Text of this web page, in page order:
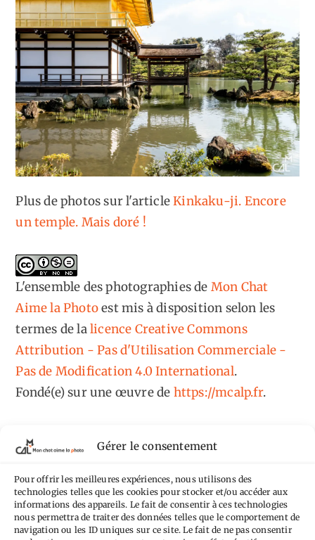
Gérer le consentement
Pour offrir les meilleures expériences, nous utilisons des
technologies telles que les cookies pour stocker et/ou accéder aux
informations des appareils. Le fait de consentir à ces technologies
nous permettra de traiter des données telles que le comportement de
navigation ou les ID uniques sur ce site. Le fait de ne pas consentir
Plus de photos sur l'articleKinkaku-ji. Encore
un temple. Mais doré !
L'ensemble des photographiesde Mon Chat
Aime la Photoest mis à disposition selon les
termes de lalicence Creative Commons
Attribution - Pas d'Utilisation Commerciale -
Pas de Modification 4.0 International.
Fondé(e) sur une œuvre de https://mcalp.fr.
Tags
AilleursAimez-vous bordelAllemagne Andorre